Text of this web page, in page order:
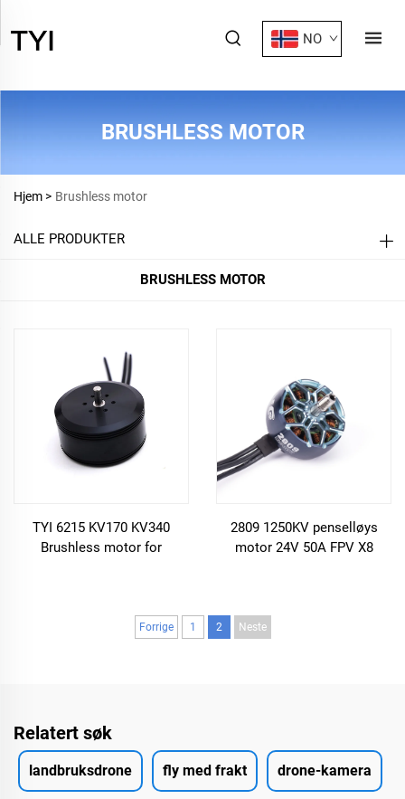
NO
BRUSHLESS MOTOR
Hjem > Brushless motor
ALLE PRODUKTER
BRUSHLESS MOTOR
TYI 6215 KV170 KV340
Brushless motor for
2809 1250KV penselløys
motor 24V 50A FPV X8
Forrige 1 2 Neste
Relatert søk
landbruksdrone fly med frakt drone-kamera